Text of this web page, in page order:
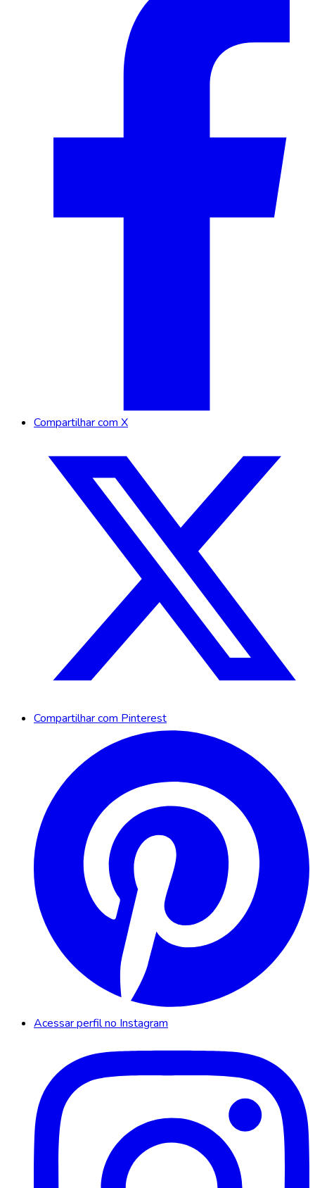
Compartilhar com X
Compartilhar com Pinterest
Acessar perfil no Instagram